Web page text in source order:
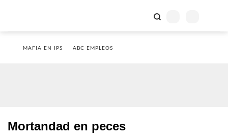
MAFIA EN IPS ABC EMPLEOS
Mortandad en peces